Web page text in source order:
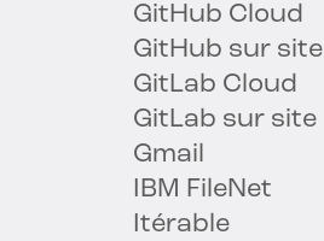
GitHub Cloud
GitHub sur site
GitLab Cloud
GitLab sur site
Gmail
IBM FileNet
Itérable